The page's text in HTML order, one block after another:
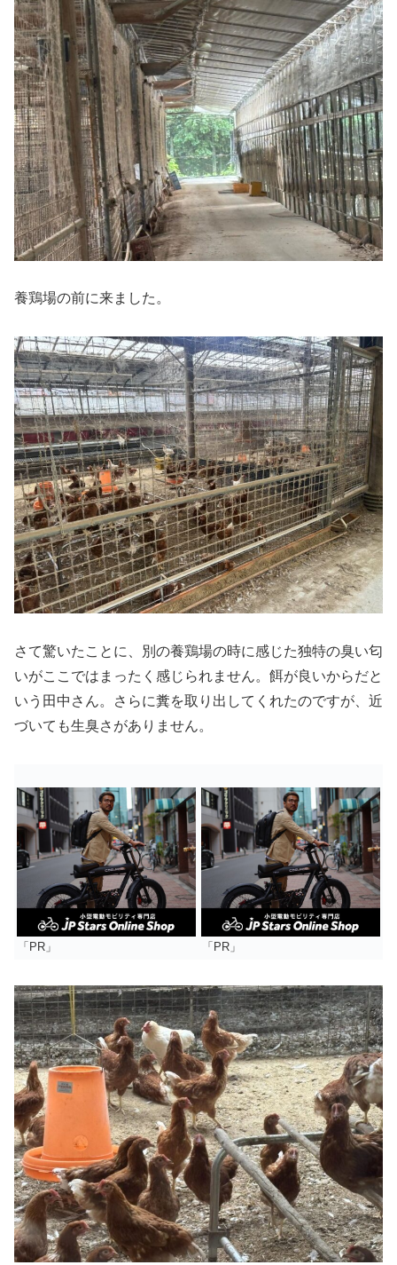
養鶏場の前に来ました。
さて驚いたことに、別の養鶏場の時に感じた独特の臭い匂
いがここではまったく感じられません。餌が良いからだと
いう田中さん。さらに糞を取り出してくれたのですが、近
づいても生臭さがありません。
「PR」 「PR」